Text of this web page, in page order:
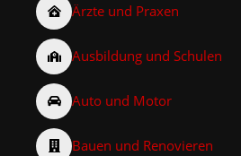
Ärzte und Praxen
Ausbildung und Schulen
Auto und Motor
Bauen und Renovieren